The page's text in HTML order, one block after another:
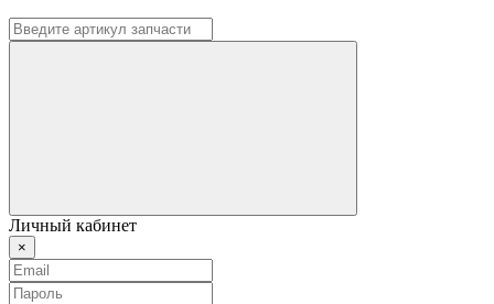
Личный кабинет
×